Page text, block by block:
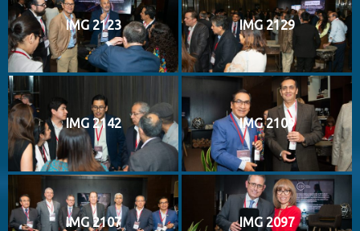
IMG 2123 IMG 2129
IMG 2142 IMG 2109
IMG 2107 IMG 2097